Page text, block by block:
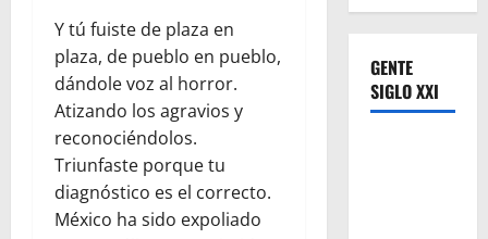
Y tú fuiste de plaza en
plaza, de pueblo en pueblo,
dándole voz al horror.
Atizando los agravios y
reconociéndolos.
Triunfaste porque tu
diagnóstico es el correcto.
México ha sido expoliado
GENTE
SIGLO XXI